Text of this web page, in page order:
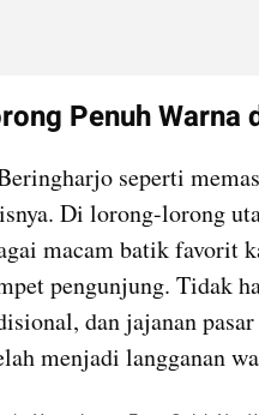
Penuh Warna
seperti
Di lorong-lorong
macam batik favorit
pengunjung. Tidak
dan jajanan
menjadi langganan